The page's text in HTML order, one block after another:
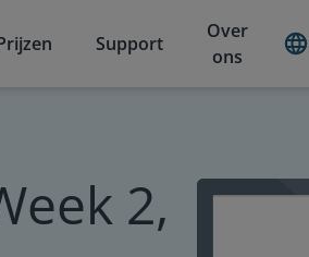
Support
Over
ons
2,